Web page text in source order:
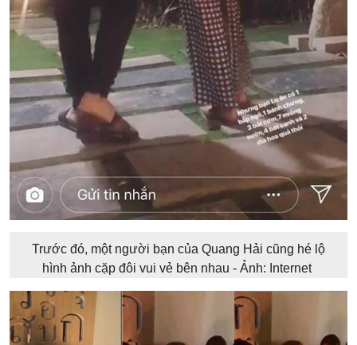
Trước đó, một người bạn của Quang Hải cũng hé lộ
hình ảnh cặp đôi vui vẻ bên nhau - Ảnh: Internet